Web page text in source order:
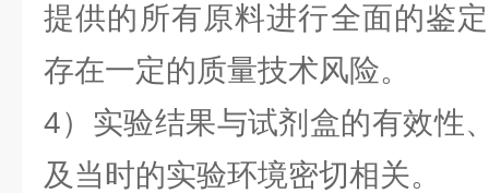
提供的所有原料进行全面的鉴
存在一定的质量技术风险。
4）实验结果与试剂盒的有效性
及当时的实验环境密切相关。